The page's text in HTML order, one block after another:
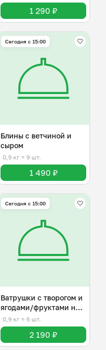
1 290 ₽
Сегодня с 15:00
Блины с ветчиной и
сыром
0,9 кг ≈ 9 шт.
1 490 ₽
Сегодня с 15:00
Ватрушки с творогом и
ягодами/фруктами на
выбор
0,9 кг ≈ 6 шт.
2 190 ₽